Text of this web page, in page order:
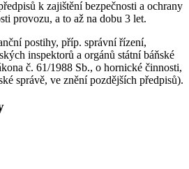
k zajištění bezpečnosti a ochrany
provozu, a to až na dobu 3 let.
postihy, příp. správní řízení,
inspektorů a orgánů státní báňské
č. 61/1988 Sb., o hornické činnosti,
správě, ve znění pozdějších předpisů).